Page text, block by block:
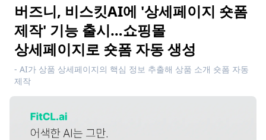
버즈니, 비스킷AI에 '상세페이지 숏폼
제작' 기능 출시…쇼핑몰
상세페이지로 숏폼 자동 생성
- AI가 상품 상세페이지의 핵심 정보 추출해 상품 소개 숏폼 자동
제작